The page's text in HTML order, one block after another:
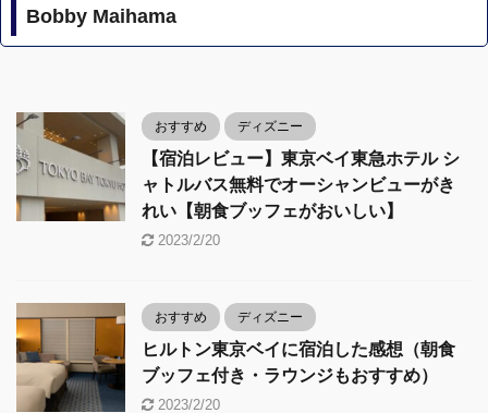
Bobby Maihama
おすすめ ディズニー
【宿泊レビュー】東京ベイ東急ホテル シ
ャトルバス無料でオーシャンビューがき
れい【朝食ブッフェがおいしい】
2023/2/20
おすすめ ディズニー
ヒルトン東京ベイに宿泊した感想（朝食
ブッフェ付き・ラウンジもおすすめ）
2023/2/20